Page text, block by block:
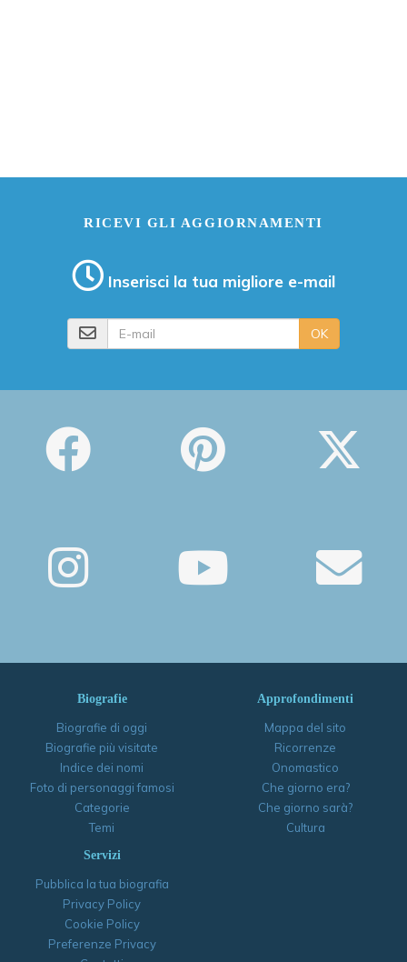
RICEVI GLI AGGIORNAMENTI
Inserisci la tua migliore e-mail
OK
Biografie
Biografie di oggi
Biografie più visitate
Indice dei nomi
Foto di personaggi famosi
Categorie
Temi
Approfondimenti
Mappa del sito
Ricorrenze
Onomastico
Che giorno era?
Che giorno sarà?
Cultura
Servizi
Pubblica la tua biografia
Privacy Policy
Cookie Policy
Preferenze Privacy